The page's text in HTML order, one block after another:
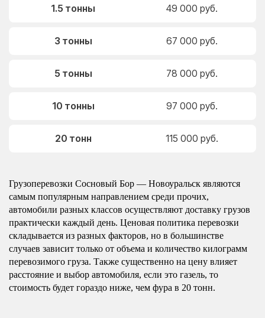
1.5 тонны 49 000 руб.
3 тонны 67 000 руб.
5 тонны 78 000 руб.
10 тонны 97 000 руб.
20 тонн 115 000 руб.
Грузоперевозки Сосновый Бор — Новоуральск являются
самым популярным направлением среди прочих,
автомобили разных классов осуществляют доставку грузов
практически каждый день. Ценовая политика перевозки
складывается из разных факторов, но в большинстве
случаев зависит только от объема и количество килограмм
перевозимого груза. Также существенно на цену влияет
расстояние и выбор автомобиля, если это газель, то
стоимость будет гораздо ниже, чем фура в 20 тонн.